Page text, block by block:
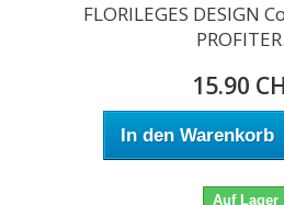
FLORILEGES DESIGN
15.90
In den Warenkorb
Auf Lager